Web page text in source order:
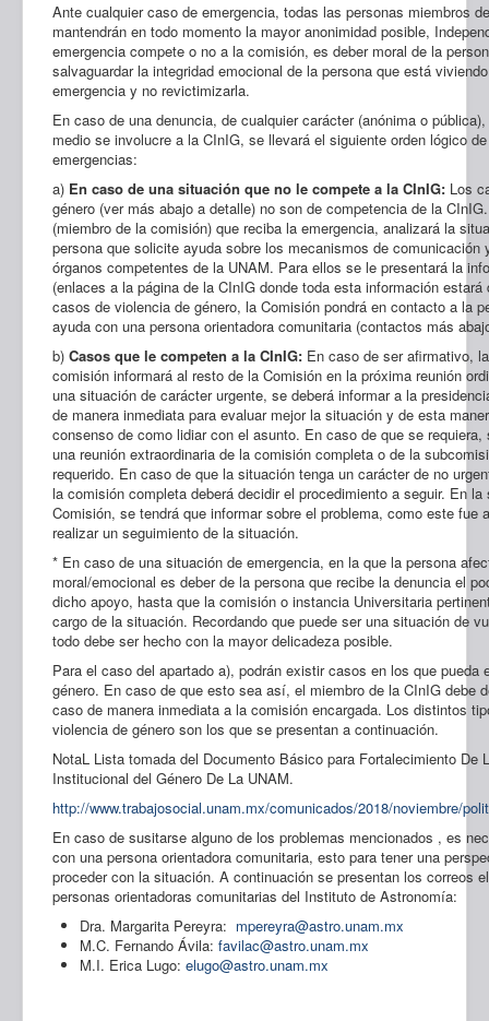
Ante cualquier caso de emergencia, todas las personas miembros
mantendrán en todo momento la mayor anonimidad posible,
emergencia compete o no a la comisión, es deber moral de la
salvaguardar la integridad emocional de la persona que está
emergencia y no revictimizarla.
En caso de una denuncia, de cualquier carácter (anónima o
medio se involucre a la CInIG, se llevará el siguiente orden lógico
emergencias:
a) En caso de una situación que no le compete a la CInIG: Los
género (ver más abajo a detalle) no son de competencia de la
(miembro de la comisión) que reciba la emergencia, analizará la
persona que solicite ayuda sobre los mecanismos de comunicación
órganos competentes de la UNAM. Para ellos se le presentará la
(enlaces a la página de la CInIG donde toda esta información
casos de violencia de género, la Comisión pondrá en contacto a la
ayuda con una persona orientadora comunitaria (contactos más
b) Casos que le competen a la CInIG: En caso de ser afirmativo,
comisión informará al resto de la Comisión en la próxima reunión
una situación de carácter urgente, se deberá informar a la
de manera inmediata para evaluar mejor la situación y de esta
consenso de como lidiar con el asunto. En caso de que se requiera,
una reunión extraordinaria de la comisión completa o de la
requerido. En caso de que la situación tenga un carácter de no
la comisión completa deberá decidir el procedimiento a seguir. En
Comisión, se tendrá que informar sobre el problema, como este fue
realizar un seguimiento de la situación.
* En caso de una situación de emergencia, en la que la persona
moral/emocional es deber de la persona que recibe la denuncia el
dicho apoyo, hasta que la comisión o instancia Universitaria
cargo de la situación. Recordando que puede ser una situación de
todo debe ser hecho con la mayor delicadeza posible.
Para el caso del apartado a), podrán existir casos en los que pueda
género. En caso de que esto sea así, el miembro de la CInIG debe
caso de manera inmediata a la comisión encargada. Los distintos
violencia de género son los que se presentan a continuación.
NotaL Lista tomada del Documento Básico para Fortalecimiento De
Institucional del Género De La UNAM.
http://www.trabajosocial.unam.mx/comunicados/2018/noviembre/
En caso de susitarse alguno de los problemas mencionados , es
con una persona orientadora comunitaria, esto para tener una
proceder con la situación. A continuación se presentan los correos
personas orientadoras comunitarias del Instituto de Astronomía:
Dra. Margarita Pereyra: mpereyra@astro.unam.mx
M.C. Fernando Ávila: favilac@astro.unam.mx
M.I. Erica Lugo: elugo@astro.unam.mx